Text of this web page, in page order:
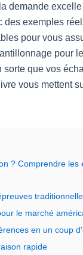
demande
des exemples
pour vous
pour
sorte que vos
vous mettent
? Comprendre les
le marché
en un coup
rapide